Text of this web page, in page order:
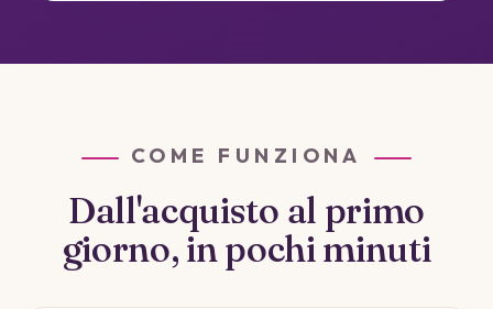
COME FUNZIONA
Dall'acquisto al primo
giorno, in pochi minuti